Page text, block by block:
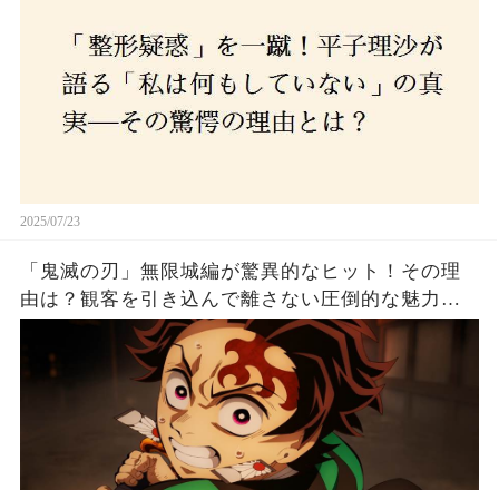
2025/07/23
「鬼滅の刃」無限城編が驚異的なヒット！その理
由は？観客を引き込んで離さない圧倒的な魅力と